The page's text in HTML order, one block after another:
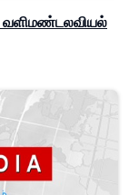
வளிமண்டலவியல்